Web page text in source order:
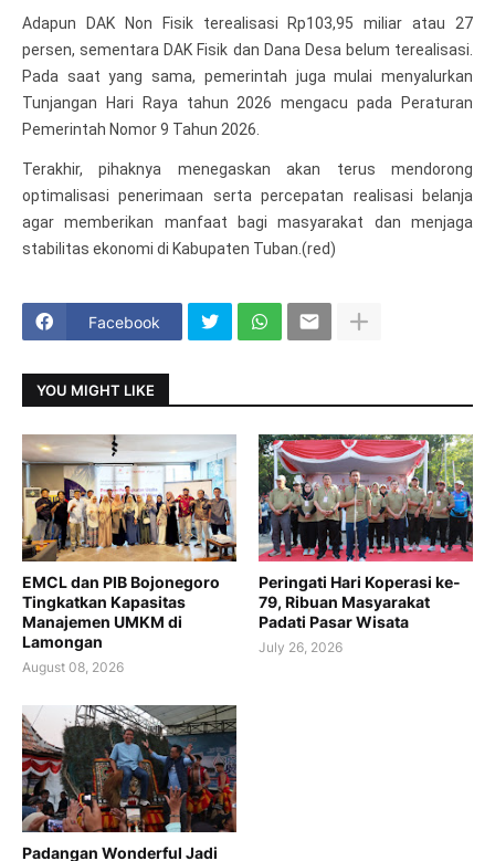
Adapun DAK Non Fisik terealisasi Rp103,95 miliar atau 27
persen, sementara DAK Fisik dan Dana Desa belum terealisasi.
Pada saat yang sama, pemerintah juga mulai menyalurkan
Tunjangan Hari Raya tahun 2026 mengacu pada Peraturan
Pemerintah Nomor 9 Tahun 2026.
Terakhir, pihaknya menegaskan akan terus mendorong
optimalisasi penerimaan serta percepatan realisasi belanja
agar memberikan manfaat bagi masyarakat dan menjaga
stabilitas ekonomi di Kabupaten Tuban.(red)
Facebook
YOU MIGHT LIKE
EMCL dan PIB Bojonegoro
Tingkatkan Kapasitas
Manajemen UMKM di
Lamongan
August 08, 2026
Peringati Hari Koperasi ke-
79, Ribuan Masyarakat
Padati Pasar Wisata
July 26, 2026
Padangan Wonderful Jadi